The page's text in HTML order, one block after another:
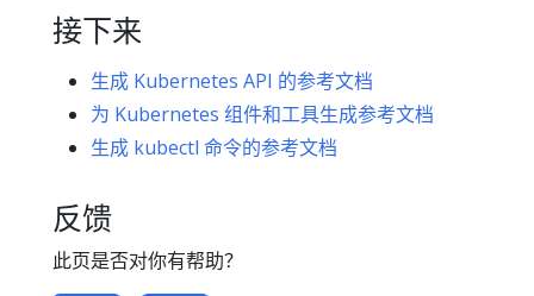
接下来
生成 Kubernetes API 的参考文档
为 Kubernetes 组件和工具生成参考文档
生成 kubectl 命令的参考文档
反馈
此页是否对你有帮助？